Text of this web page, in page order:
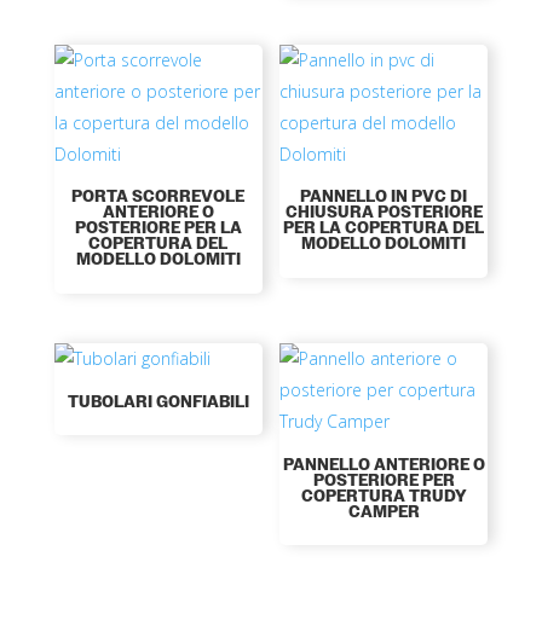
PORTA SCORREVOLE
ANTERIORE O
POSTERIORE PER LA
COPERTURA DEL
MODELLO DOLOMITI
PANNELLO IN PVC DI
CHIUSURA POSTERIORE
PER LA COPERTURA DEL
MODELLO DOLOMITI
TUBOLARI GONFIABILI
PANNELLO ANTERIORE O
POSTERIORE PER
COPERTURA TRUDY
CAMPER